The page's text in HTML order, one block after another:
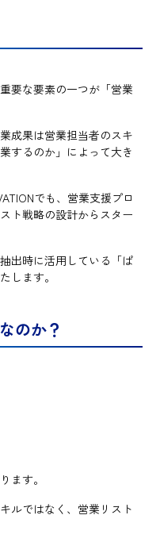
要な要素の一つが「営業
成果は営業担当者のスキ
するのか」によって大き
でも、営業支援プロ
ト戦略の設計からスター
出時に活用している「ぱ
します。
のか？
ます。
ルではなく、営業リスト